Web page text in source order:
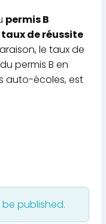
permis B
de réussite
le taux de
permis B en
auto-écoles, est
published.